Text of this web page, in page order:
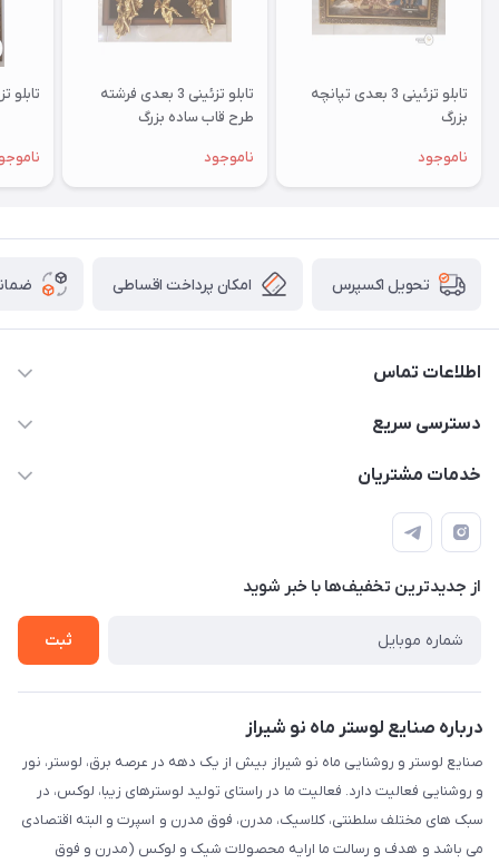
تابلو تزئینی 3 بعدی تپانچه
بزرگ
ناموجود
تابلو تزئینی 3 بعدی فرشته
طرح قاب ساده بزرگ
ناموجود
تابلو تزئینی 3
تحویل اکسپرس امکان پرداخت اقساطی
اطلاعات تماس
09171115348
طبقه همکف واحد 131
دسترسی سریع
مجله فروشگاه
درباره ما
تماس با ما
خدمات مشتریان
قوانین و مقررات
حریم خصوصی
راهنما
از جدید‌ترین تخفیف‌ها با‌ خبر شوید
ثبت
درباره صنایع لوستر ماه نو شیراز
صنایع لوستر و روشنایی ماه نو شیراز بیش از یک دهه در عرصه برق، لوستر، نور
و روشنایی فعالیت دارد. فعالیت ما در راستای تولید لوسترهای زیبا، لوکس، در
سبک های مختلف سلطنتی، کلاسیک، مدرن، فوق مدرن و اسپرت و البته اقتصادی
می باشد و هدف و رسالت ما ارایه محصولات شیک و لوکس (مدرن و فوق